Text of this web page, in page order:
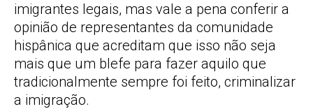
imigrantes legais, mas vale a pena conferir a
opinião de representantes da comunidade
hispânica que acreditam que isso não seja
mais que um blefe para fazer aquilo que
tradicionalmente sempre foi feito, criminalizar
a imigração.